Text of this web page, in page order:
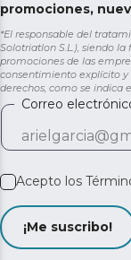
promociones,
*El responsable del
Solotriatlon S.L.), siendo
promociones de las
consentimiento explícito y
derechos, como se indica
Correo
Acepto los
¡Me suscribo!